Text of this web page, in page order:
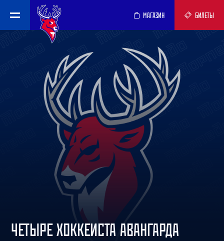
МАГАЗИН БИЛЕТЫ
ЧЕТЫРЕ ХОККЕИСТА АВАНГАРДА